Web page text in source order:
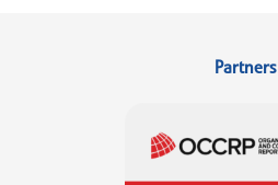
Partners